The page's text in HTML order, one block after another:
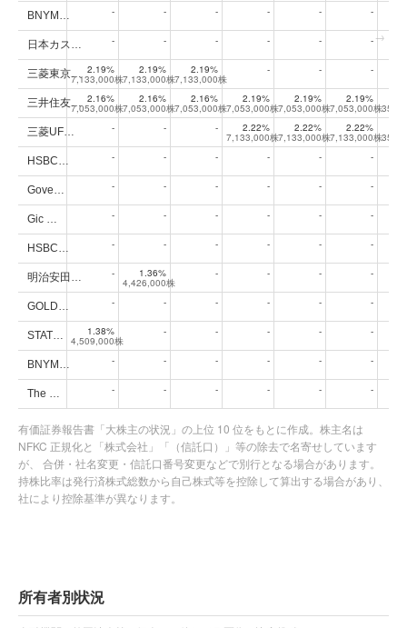
BNYM… - - - - - -
日本カス… - - - - - -
三菱東京… 2.19%
7,133,000株
2.19%
7,133,000株
2.19%
7,133,000株
- - -
三井住友… 2.16%
7,053,000株
2.16%
7,053,000株
2.16%
7,053,000株
2.19%
7,053,000株
2.19%
7,053,000株
2.19%
7,053,000株
三菱UF…
- - - 2.22%
7,133,000株
2.22%
7,133,000株
2.22%
7,133,000株
HSBC…
- - - - - -
Gove… - - - - - -
Gic … - - - - - -
HSBC… - - - - - -
明治安田… - 1.36%
4,426,000株
- - - -
GOLD… - - - - - -
STAT… 1.38%
4,509,000株
- - - - -
BNYM… - - - - - -
The … - - - - - -
有価証券報告書「大株主の状況」の上位 10 位をもとに作成。株主名は
NFKC 正規化と「株式会社」「（信託口）」等の除去で名寄せしています
が、 合併・社名変更・信託口番号変更などで別行となる場合があります。
持株比率は発行済株式総数から自己株式等を控除して算出する場合があり、
社により控除基準が異なります。
所有者別状況